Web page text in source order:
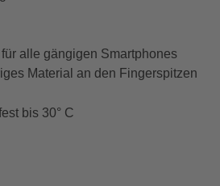
alle gängigen Smartphones
Material an den Fingerspitzen
bis 30° C